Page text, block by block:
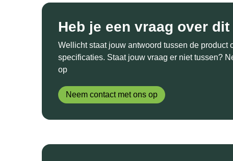
Heb je een vraag over
Wellicht staat jouw antwoord tussen de product
specificaties. Staat jouw vraag er niet tussen?
op
Neem contact met ons op